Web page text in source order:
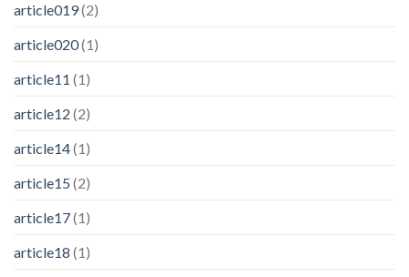
article019(2)
article020(1)
article11 (1)
article12 (2)
article14(1)
article15 (2)
article17(1)
article18 (1)